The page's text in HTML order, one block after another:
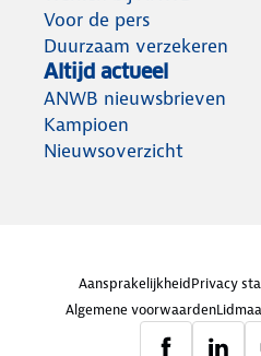
Voor de pers
Duurzaam verzekeren
Altijd actueel
ANWB nieuwsbrieven
Kampioen
Nieuwsoverzicht
AansprakelijkheidPrivacy
Algemene voorwaarden